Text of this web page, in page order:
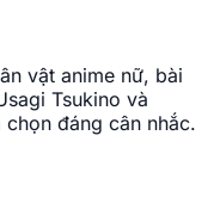
vật anime nữ, bài
Tsukino và
đáng cân nhắc.